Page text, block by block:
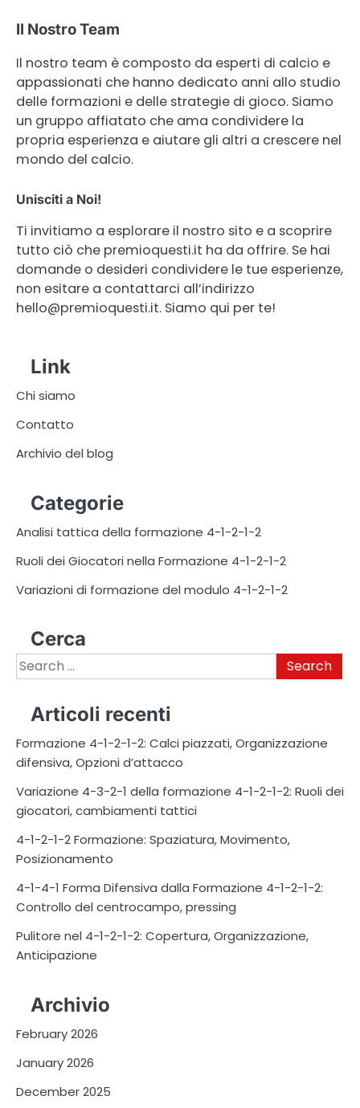
Il Nostro Team
Il nostro team è composto da esperti di calcio e
appassionati che hanno dedicato anni allo studio
delle formazioni e delle strategie di gioco. Siamo
un gruppo affiatato che ama condividere la
propria esperienza e aiutare gli altri a crescere nel
mondo del calcio.
Unisciti a Noi!
Ti invitiamo a esplorare il nostro sito e a scoprire
tutto ciò che premioquesti.it ha da offrire. Se hai
domande o desideri condividere le tue esperienze,
non esitare a contattarci all’indirizzo
hello@premioquesti.it. Siamo qui per te!
Link
Chi siamo
Contatto
Archivio del blog
Categorie
Analisi tattica della formazione 4-1-2-1-2
Ruoli dei Giocatori nella Formazione 4-1-2-1-2
Variazioni di formazione del modulo 4-1-2-1-2
Cerca
Search
for:
Articoli recenti
Formazione 4-1-2-1-2: Calci piazzati, Organizzazione
difensiva, Opzioni d’attacco
Variazione 4-3-2-1 della formazione 4-1-2-1-2: Ruoli dei
giocatori, cambiamenti tattici
4-1-2-1-2 Formazione: Spaziatura, Movimento,
Posizionamento
4-1-4-1 Forma Difensiva dalla Formazione 4-1-2-1-2:
Controllo del centrocampo, pressing
Pulitore nel 4-1-2-1-2: Copertura, Organizzazione,
Anticipazione
Archivio
February 2026
January 2026
December 2025